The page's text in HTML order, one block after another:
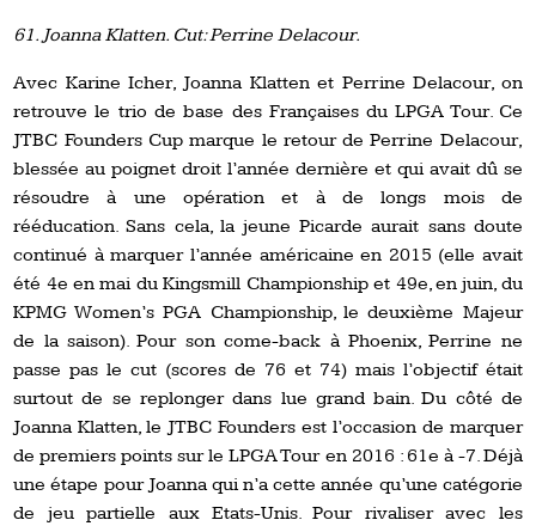
61. Joanna Klatten. Cut: Perrine Delacour.
Avec Karine Icher, Joanna Klatten et Perrine Delacour, on
retrouve le trio de base des Françaises du LPGA Tour. Ce
JTBC Founders Cup marque le retour de Perrine Delacour,
blessée au poignet droit l’année dernière et qui avait dû se
résoudre à une opération et à de longs mois de
rééducation. Sans cela, la jeune Picarde aurait sans doute
continué à marquer l’année américaine en 2015 (elle avait
été 4e en mai du Kingsmill Championship et 49e, en juin, du
KPMG Women’s PGA Championship, le deuxième Majeur
de la saison). Pour son come-back à Phoenix, Perrine ne
passe pas le cut (scores de 76 et 74) mais l’objectif était
surtout de se replonger dans lue grand bain. Du côté de
Joanna Klatten, le JTBC Founders est l’occasion de marquer
de premiers points sur le LPGA Tour en 2016 : 61e à -7. Déjà
une étape pour Joanna qui n’a cette année qu’une catégorie
de jeu partielle aux Etats-Unis. Pour rivaliser avec les